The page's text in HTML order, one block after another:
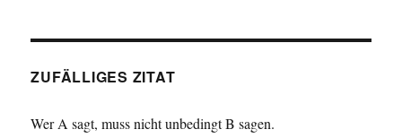
ZUFÄLLIGES ZITAT
Wer A sagt, muss nicht unbedingt B sagen.